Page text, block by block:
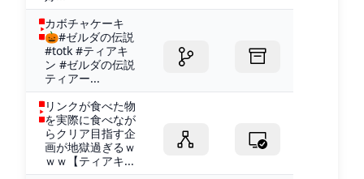
カボチャケーキ
🎃#ゼルダの伝説
#totk #ティアキ
ン #ゼルダの伝説
ティアー...
リンクが食べた物
を実際に食べなが
らクリア目指す企
画が地獄過ぎるｗ
ｗｗ【ティアキ...